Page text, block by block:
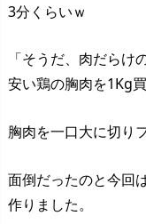
3分くらいｗ
「そうだ、肉だらけ
安い鶏の胸肉を1Kg
胸肉を一口大に切り
面倒だったのと今回
作りました。